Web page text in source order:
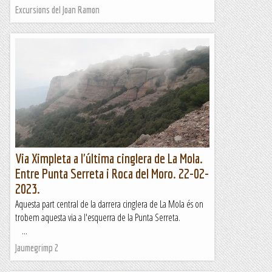
Excursions del Joan Ramon
Via Ximpleta a l'última cinglera de La Mola.
Entre Punta Serreta i Roca del Moro. 22-02-
2023.
Aquesta part central de la darrera cinglera de La Mola és on
trobem aquesta via a l'esquerra de la Punta Serreta.
...
Jaumegrimp 2